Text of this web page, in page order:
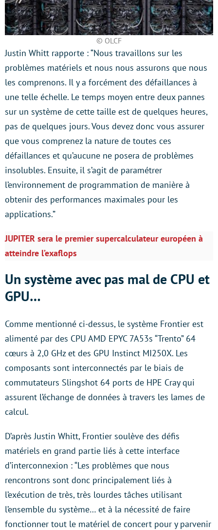
© OLCF
Justin Whitt rapporte : “Nous travaillons sur les
problèmes matériels et nous nous assurons que nous
les comprenons. Il y a forcément des défaillances à
une telle échelle. Le temps moyen entre deux pannes
sur un système de cette taille est de quelques heures,
pas de quelques jours. Vous devez donc vous assurer
que vous comprenez la nature de toutes ces
défaillances et qu’aucune ne posera de problèmes
insolubles. Ensuite, il s’agit de paramétrer
l’environnement de programmation de manière à
obtenir des performances maximales pour les
applications.”
JUPITER sera le premier supercalculateur européen à
atteindre l’exaflops
Un système avec pas mal de CPU et
GPU…
Comme mentionné ci-dessus, le système Frontier est
alimenté par des CPU AMD EPYC 7A53s “Trento” 64
cœurs à 2,0 GHz et des GPU Instinct MI250X. Les
composants sont interconnectés par le biais de
commutateurs Slingshot 64 ports de HPE Cray qui
assurent l’échange de données à travers les lames de
calcul.
D’après Justin Whitt, Frontier soulève des défis
matériels en grand partie liés à cette interface
d’interconnexion : “Les problèmes que nous
rencontrons sont donc principalement liés à
l’exécution de très, très lourdes tâches utilisant
l’ensemble du système… et à la nécessité de faire
fonctionner tout le matériel de concert pour y parvenir